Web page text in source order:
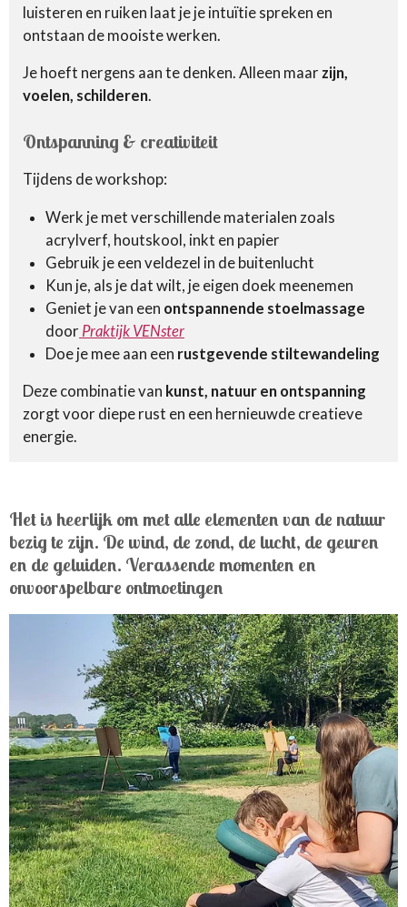
luisteren en ruiken laat je je intuïtie spreken en
ontstaan de mooiste werken.
Je hoeft nergens aan te denken. Alleen maar zijn,
voelen, schilderen.
Ontspanning & creativiteit
Tijdens de workshop:
Werk je met verschillende materialen zoals
acrylverf, houtskool, inkt en papier
Gebruik je een veldezel in de buitenlucht
Kun je, als je dat wilt, je eigen doek meenemen
Geniet je van een ontspannende stoelmassage
door Praktijk VENster
Doe je mee aan een rustgevende stiltewandeling
Deze combinatie van kunst, natuur en ontspanning
zorgt voor diepe rust en een hernieuwde creatieve
energie.
Het is heerlijk om met alle elementen van de natuur
bezig te zijn. De wind, de zond, de lucht, de geuren
en de geluiden. Verassende momenten en
onvoorspelbare ontmoetingen